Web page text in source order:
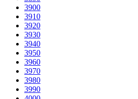
3900
3910
3920
3930
3940
3950
3960
3970
3980
3990